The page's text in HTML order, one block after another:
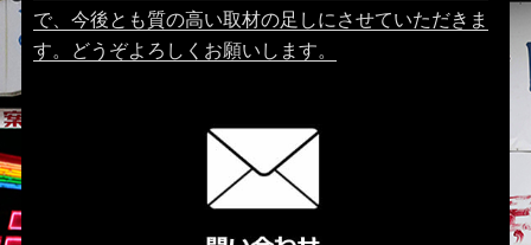
で、今後とも質の高い取材の足しにさせていただきま
す。どうぞよろしくお願いします。